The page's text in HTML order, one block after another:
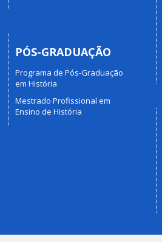
PÓS-GRADUAÇÃO
Programa de Pós-Graduação
em História
Mestrado Profissional em
Ensino de História